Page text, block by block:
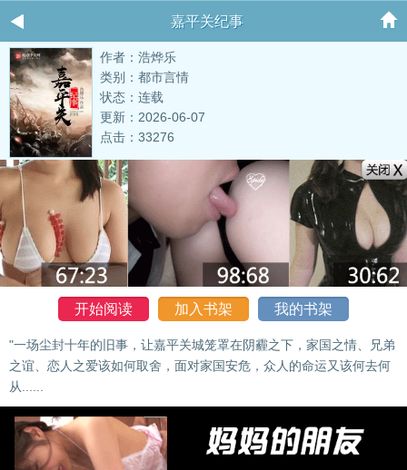
嘉平关纪事
作者：浩烨乐
类别：都市言情
状态：连载
更新：2026-06-07
点击：33276
开始阅读 加入书架 我的书架
"一场尘封十年的旧事，让嘉平关城笼罩在阴霾之下，家国之情、兄弟
之谊、恋人之爱该如何取舍，面对家国安危，众人的命运又该何去何
从......